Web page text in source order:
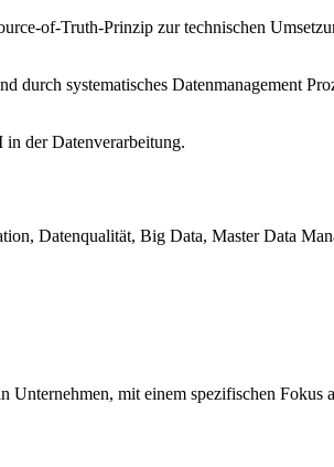
of-Truth-Prinzip zur technischen
durch systematisches Datenmanagement
der Datenverarbeitung.
Datenqualität, Big Data, Master Data
mit einem spezifischen Fokus